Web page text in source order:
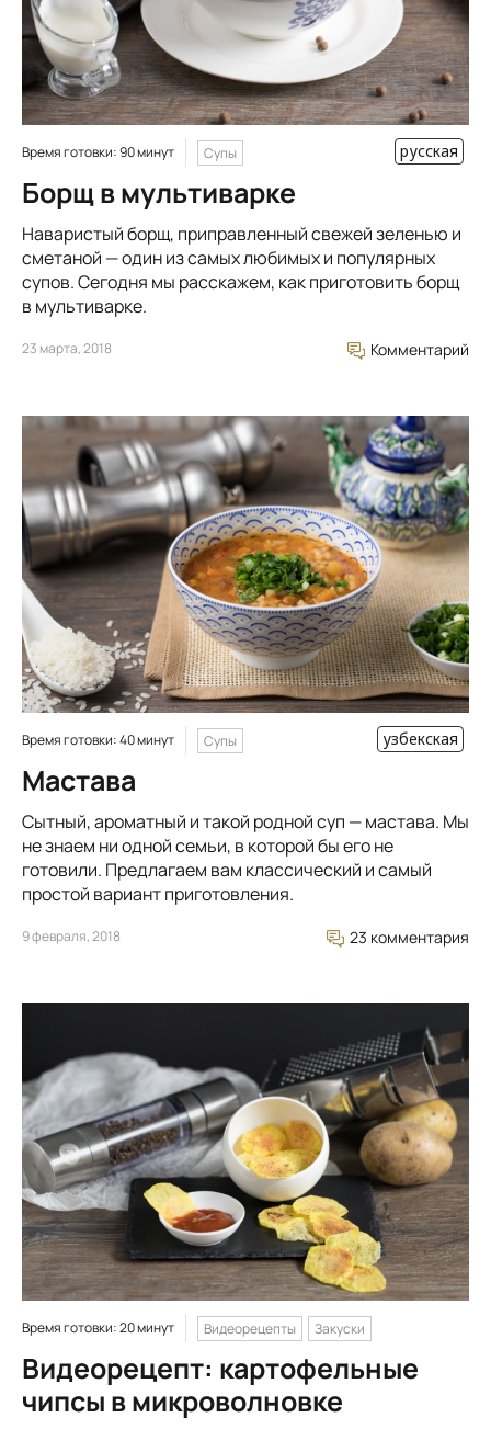
Время готовки: 90 минут Супы русская
Борщ в мультиварке
Наваристый борщ, приправленный свежей зеленью и
сметаной — один из самых любимых и популярных
супов. Сегодня мы расскажем, как приготовить борщ
в мультиварке.
23 марта, 2018 Комментарий
Время готовки: 40 минут Супы узбекская
Мастава
Сытный, ароматный и такой родной суп — мастава. Мы
не знаем ни одной семьи, в которой бы его не
готовили. Предлагаем вам классический и самый
простой вариант приготовления.
9 февраля, 2018 23 комментария
Время готовки: 20 минут Видеорецепты Закуски
Видеорецепт: картофельные
чипсы в микроволновке